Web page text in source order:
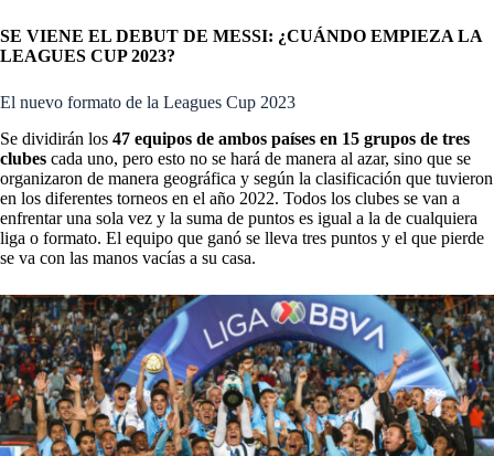
SE VIENE EL DEBUT DE MESSI: ¿CUÁNDO EMPIEZA LA
LEAGUES CUP 2023?
El nuevo formato de la Leagues Cup 2023
Se dividirán los 47 equipos de ambos países en 15 grupos de tres
clubes cada uno, pero esto no se hará de manera al azar, sino que se
organizaron de manera geográfica y según la clasificación que tuvieron
en los diferentes torneos en el año 2022. Todos los clubes se van a
enfrentar una sola vez y la suma de puntos es igual a la de cualquiera
liga o formato. El equipo que ganó se lleva tres puntos y el que pierde
se va con las manos vacías a su casa.